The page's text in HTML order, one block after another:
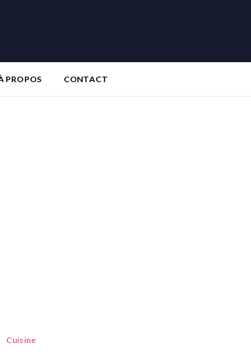
PROPOS CONTACT
Cuisine